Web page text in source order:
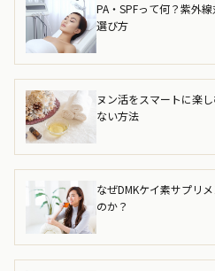
PA・SPFって何？紫外
選び方
ヌン活をスマートに楽
ない方法
なぜDMKケイ素サプリ
のか？